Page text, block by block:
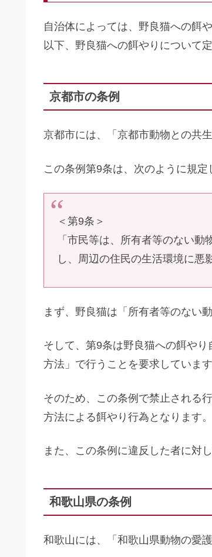
自治体によっては、野良猫への餌
以下、野良猫への餌やりについて
京都市の条例
京都市には、「京都市動物との共
この条例第9条は、次のように規定
＜第9条＞
「市民等は、所有者等のない
し、周辺の住民の生活環境に悪
まず、野良猫は「所有者等のない
そして、第9条は野良猫への餌や
方法」で行うことを要求しています
そのため、この条例で禁止される
方法による餌やり行為となります。
また、この条例に違反した者に対
和歌山県の条例
和歌山には、「和歌山県動物の愛